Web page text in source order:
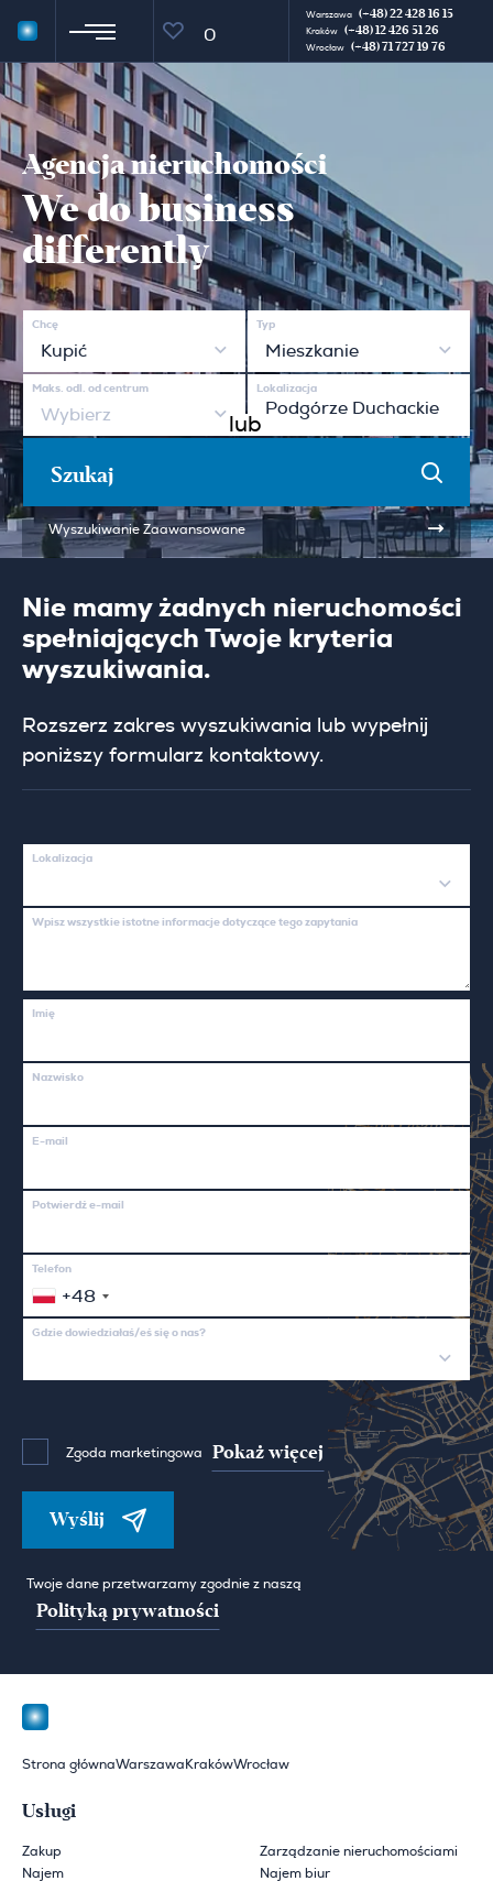
0
Warszawa (+48) 22 428 16 15
Kraków (+48) 12 426 51 26
Wrocław (+48) 71 727 19 76
Agencja nieruchomości
We do business
differently
Chcę
Kupić
Typ
Mieszkanie
Maks. odl. od centrum
Wybierz lub
Lokalizacja
Szukaj
Wyszukiwanie Zaawansowane
Nie mamy żadnych nieruchomości
spełniających Twoje kryteria
wyszukiwania.
Rozszerz zakres wyszukiwania lub wypełnij
poniższy formularz kontaktowy.
Lokalizacja
Wpisz wszystkie istotne informacje dotyczące tego zapytania
Imię
Nazwisko
E-mail
Potwierdź e-mail
Telefon
+48
Gdzie dowiedziałaś/eś się o nas?
Zgoda marketingowa Pokaż więcej
Wyślij
Twoje dane przetwarzamy zgodnie z naszą
Polityką prywatności
Strona głównaWarszawa KrakówWrocław
Usługi
Zakup
Najem
Zarządzanie nieruchomościami
Najem biur